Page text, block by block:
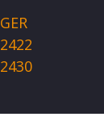
GER
2422
2430